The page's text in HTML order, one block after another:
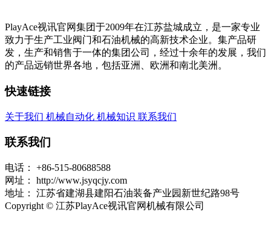
PlayAce视讯官网集团于2009年在江苏盐城成立，是一家专业
致力于生产工业阀门和石油机械的高新技术企业。集产品研
发，生产和销售于一体的集团公司，经过十余年的发展，我们
的产品远销世界各地，包括亚洲、欧洲和南北美洲。
快速链接
关于我们 机械自动化 机械知识 联系我们
联系我们
电话：
+86-515-80688588
网址：
http://www.jsyqcjy.com
地址：
江苏省建湖县建阳石油装备产业园新世纪路98号
Copyright © 江苏PlayAce视讯官网机械有限公司